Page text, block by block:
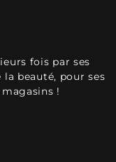
fois par ses
beauté, pour ses
!